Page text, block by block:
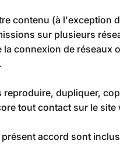
contenu (à l'exception
sur plusieurs
connexion de
reproduire, dupliquer,
tout contact sur le
accord sont